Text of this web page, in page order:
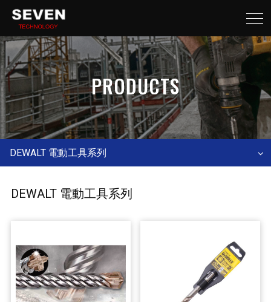
PRODUCTS
DEWALT 電動工具系列
DEWALT 電動工具系列